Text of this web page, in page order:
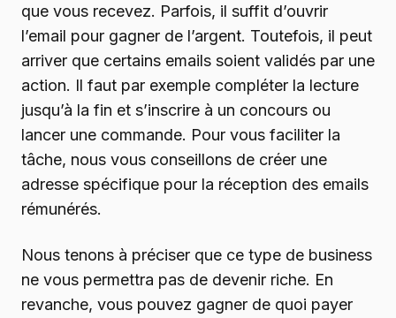
que vous recevez. Parfois, il suffit d’ouvrir
l’email pour gagner de l’argent. Toutefois, il peut
arriver que certains emails soient validés par une
action. Il faut par exemple compléter la lecture
jusqu’à la fin et s’inscrire à un concours ou
lancer une commande. Pour vous faciliter la
tâche, nous vous conseillons de créer une
adresse spécifique pour la réception des emails
rémunérés.
Nous tenons à préciser que ce type de business
ne vous permettra pas de devenir riche. En
revanche, vous pouvez gagner de quoi payer